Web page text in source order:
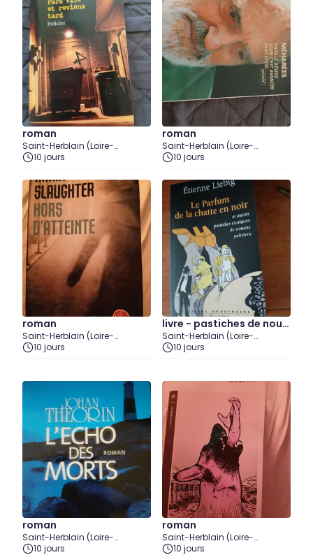
roman
Saint-Herblain (Loire-
Atlantique)
10 jours
roman
Saint-Herblain (Loire-
Atlantique)
10 jours
roman
Saint-Herblain (Loire-
Atlantique)
10 jours
livre - pastiches de nouv
elles
Saint-Herblain (Loire-
Atlantique)
10 jours
roman
Saint-Herblain (Loire-
Atlantique)
10 jours
roman
Saint-Herblain (Loire-
Atlantique)
10 jours